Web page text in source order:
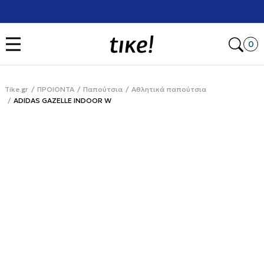
0
Tike.gr ΠΡΟΙΟΝΤΑ Παπούτσια
Αθλητικά παπούτσια
ADIDAS GAZELLE INDOOR W